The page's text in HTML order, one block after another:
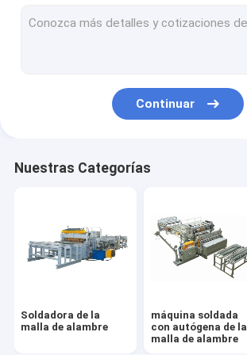
Soldadora de la malla del rollo
Continuar
Nuestras Categorías
Soldadora de la
malla de alambre
máquina soldada
con autógena de la
malla de alambre